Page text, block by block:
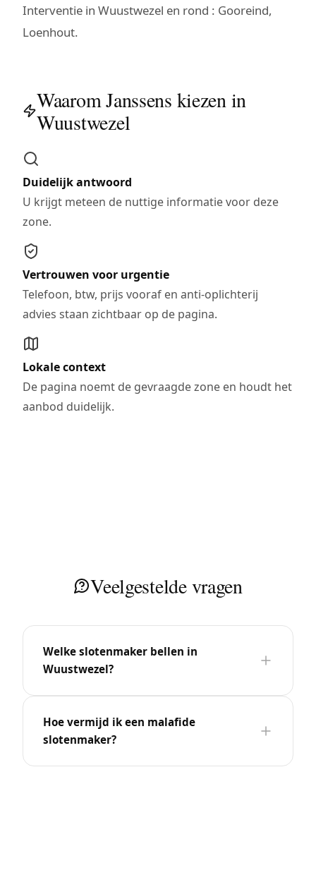
Interventie in Wuustwezel en rond : Gooreind,
Loenhout.
Waarom Janssens kiezen in
Wuustwezel
Duidelijk antwoord
U krijgt meteen de nuttige informatie voor deze
zone.
Vertrouwen voor urgentie
Telefoon, btw, prijs vooraf en anti-oplichterij
advies staan zichtbaar op de pagina.
Lokale context
De pagina noemt de gevraagde zone en houdt het
aanbod duidelijk.
Veelgestelde vragen
Welke slotenmaker bellen in
Wuustwezel?
Hoe vermijd ik een malafide
slotenmaker?